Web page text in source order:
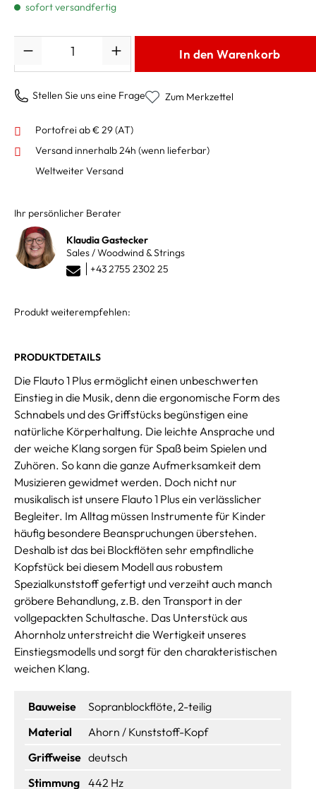
sofort versandfertig
In den Warenkorb
Stellen Sie uns eine Frage Zum Merkzettel
Portofrei ab € 29 (AT)
Versand innerhalb 24h (wenn lieferbar)
Weltweiter Versand
Ihr persönlicher Berater
Klaudia Gastecker
Sales / Woodwind & Strings
+43 2755 2302 25
Produkt weiterempfehlen:
PRODUKTDETAILS
Die Flauto 1 Plus ermöglicht einen unbeschwerten
Einstieg in die Musik, denn die ergonomische Form des
Schnabels und des Griffstücks begünstigen eine
natürliche Körperhaltung. Die leichte Ansprache und
der weiche Klang sorgen für Spaß beim Spielen und
Zuhören. So kann die ganze Aufmerksamkeit dem
Musizieren gewidmet werden. Doch nicht nur
musikalisch ist unsere Flauto 1 Plus ein verlässlicher
Begleiter. Im Alltag müssen Instrumente für Kinder
häufig besondere Beanspruchungen überstehen.
Deshalb ist das bei Blockflöten sehr empfindliche
Kopfstück bei diesem Modell aus robustem
Spezialkunststoff gefertigt und verzeiht auch manch
gröbere Behandlung, z.B. den Transport in der
vollgepackten Schultasche. Das Unterstück aus
Ahornholz unterstreicht die Wertigkeit unseres
Einstiegsmodells und sorgt für den charakteristischen
weichen Klang.
Bauweise
Sopranblockflöte, 2-teilig
Material
Ahorn / Kunststoff-Kopf
Griffweise deutsch
Stimmung 442 Hz